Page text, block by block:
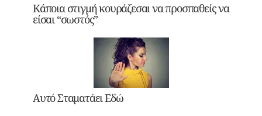
Κάποια στιγμή κουράζεσαι να προσπαθείς να
είσαι “σωστός”
Αυτό Σταματάει Εδώ